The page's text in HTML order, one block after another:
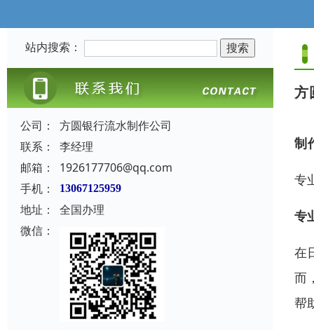
站内搜索：
公司：
方圆银行流水制作公司
联系：
李经理
邮箱：
1926177706@qq.com
手机：
13067125959
地址：
全国办理
微信：
方
制
专
专
在
而
帮